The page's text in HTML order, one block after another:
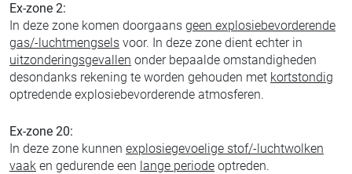
Ex-zone 2:
In deze zone komen doorgaans geen explosiebevorderende
gas/-luchtmengsels voor. In deze zone dient echter in
uitzonderingsgevallen onder bepaalde omstandigheden
desondanks rekening te worden gehouden met kortstondig
optredende explosiebevorderende atmosferen.
Ex-zone 20:
In deze zone kunnen explosiegevoelige stof/-luchtwolken
vaak en gedurende een lange periode optreden.